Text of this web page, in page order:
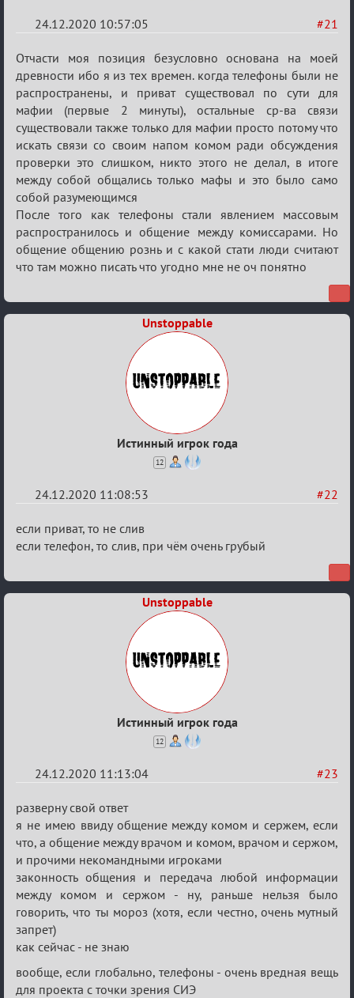
#21
24.12.2020 10:57:05
Re:
Ценная
игровая
информация
Отчасти моя позиция безусловно основана на моей
древности ибо я из тех времен. когда телефоны были не
распространены, и приват существовал по сути для
мафии (первые 2 минуты), остальные ср-ва связи
существовали также только для мафии просто потому что
искать связи со своим напом комом ради обсуждения
проверки это слишком, никто этого не делал, в итоге
между собой общались только мафы и это было само
собой разумеющимся
После того как телефоны стали явлением массовым
распространилось и общение между комиссарами. Но
общение общению рознь и с какой стати люди считают
что там можно писать что угодно мне не оч понятно
Unstoppable
Истинный игрок года
12
#22
24.12.2020 11:08:53
Re:
Ценная
информация
если приват, то не слив
если телефон, то слив, при чём очень грубый
Unstoppable
Истинный игрок года
12
#23
24.12.2020 11:13:04
Re:
Ценная
игровая
информация
разверну свой ответ
я не имею ввиду общение между комом и сержем, если
что, а общение между врачом и комом, врачом и сержом,
и прочими некомандными игроками
законность общения и передача любой информации
между комом и сержом - ну, раньше нельзя было
говорить, что ты мороз (хотя, если честно, очень мутный
запрет)
как сейчас - не знаю
вообще, если глобально, телефоны - очень вредная вещь
для проекта с точки зрения СИЭ